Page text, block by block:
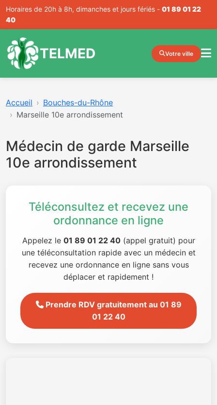
Horaires de 20h à 8h, dimanches et jours fériés - 01 89 01 22
40
TELMED Votre ville
Accueil
Bouches-du-Rhône
Marseille 10e arrondissement
Médecin de garde Marseille
10e arrondissement
Téléconsultez et recevez une
ordonnance en ligne
Appelez le 01 89 01 22 40(appel gratuit) pour
une téléconsultation rapide avec un médecin et
recevez une ordonnance en ligne sans vous
déplacer et rapidement !
Prendre RDV gratuitement au 01 89
01 22 40